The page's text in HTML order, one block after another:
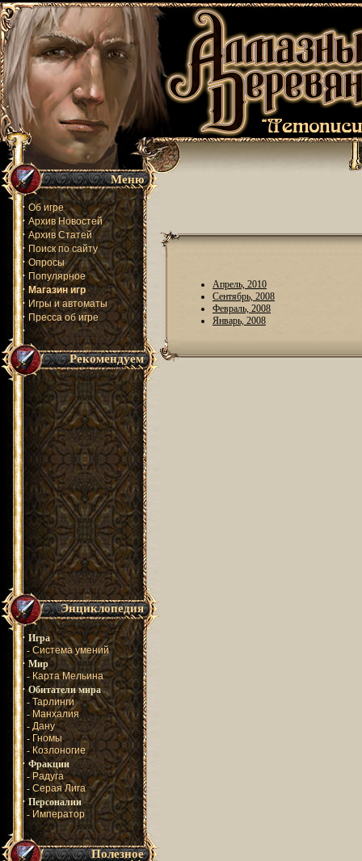
Меню
· Об игре
· Архив Новостей
· Архив Статей
· Поиск по сайту
· Опросы
· Популярное
· Магазин игр
· Игры и автоматы
· Пресса об игре
·
Рекомендуем
Энциклопедия
· Игра
- Система умений
· Мир
- Карта Мельина
· Обитатели мира
- Тарлинги
- Манхалия
- Дану
- Гномы
- Козлоногие
· Фракции
- Радуга
- Серая Лига
· Персоналии
- Император
Полезное
Апрель, 2010
Сентябрь, 2008
Февраль, 2008
Январь, 2008